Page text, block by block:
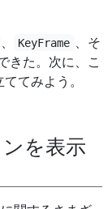
、 KeyFrame 、そ
きた。次に、こ
てみよう。
を表示